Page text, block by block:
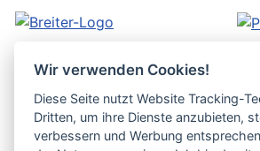
Wir verwenden Cookies!
Diese Seite nutzt Website Tracking-
Dritten, um ihre Dienste anzubieten,
verbessern und Werbung